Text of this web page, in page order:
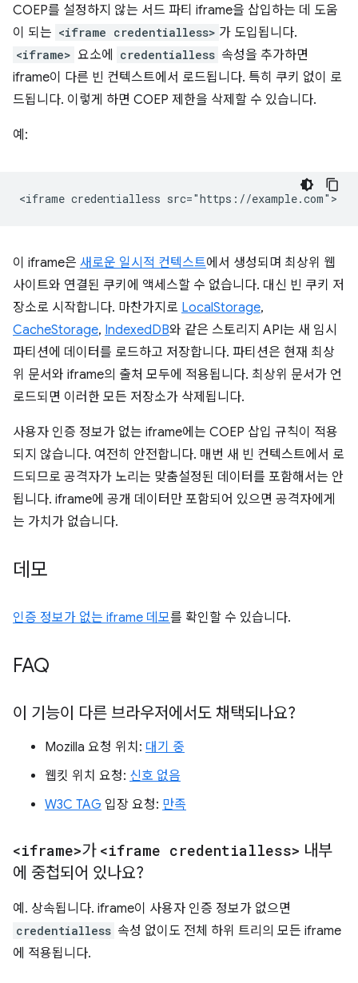
COEP를 설정하지 않는 서드 파티 iframe을 삽입하는 데 도움
이 되는 <iframe credentialless> 가 도입됩니다.
<iframe> 요소에 credentialless 속성을 추가하면
iframe이 다른 빈 컨텍스트에서 로드됩니다. 특히 쿠키 없이 로
드됩니다. 이렇게 하면 COEP 제한을 삭제할 수 있습니다.
예:
이 iframe은 새로운 일시적 컨텍스트에서 생성되며 최상위 웹
사이트와 연결된 쿠키에 액세스할 수 없습니다. 대신 빈 쿠키 저
장소로 시작합니다. 마찬가지로 LocalStorage,
CacheStorage, IndexedDB와 같은 스토리지 API는 새 임시
파티션에 데이터를 로드하고 저장합니다. 파티션은 현재 최상
위 문서와 iframe의 출처 모두에 적용됩니다. 최상위 문서가 언
로드되면 이러한 모든 저장소가 삭제됩니다.
사용자 인증 정보가 없는 iframe에는 COEP 삽입 규칙이 적용
되지 않습니다. 여전히 안전합니다. 매번 새 빈 컨텍스트에서 로
드되므로 공격자가 노리는 맞춤설정된 데이터를 포함해서는 안
됩니다. iframe에 공개 데이터만 포함되어 있으면 공격자에게
는 가치가 없습니다.
데모
인증 정보가 없는 iframe 데모를 확인할 수 있습니다.
FAQ
이 기능이 다른 브라우저에서도 채택되나요?
Mozilla 요청 위치: 대기 중
웹킷 위치 요청: 신호 없음
W3C TAG 입장 요청: 만족
<iframe>가 <iframe credentialless> 내부
에 중첩되어 있나요?
예. 상속됩니다. iframe이 사용자 인증 정보가 없으면
credentialless 속성 없이도 전체 하위 트리의 모든 iframe
에 적용됩니다.